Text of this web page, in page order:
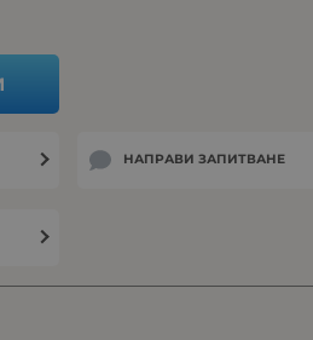
НАПРАВИ ЗАПИТВАНЕ